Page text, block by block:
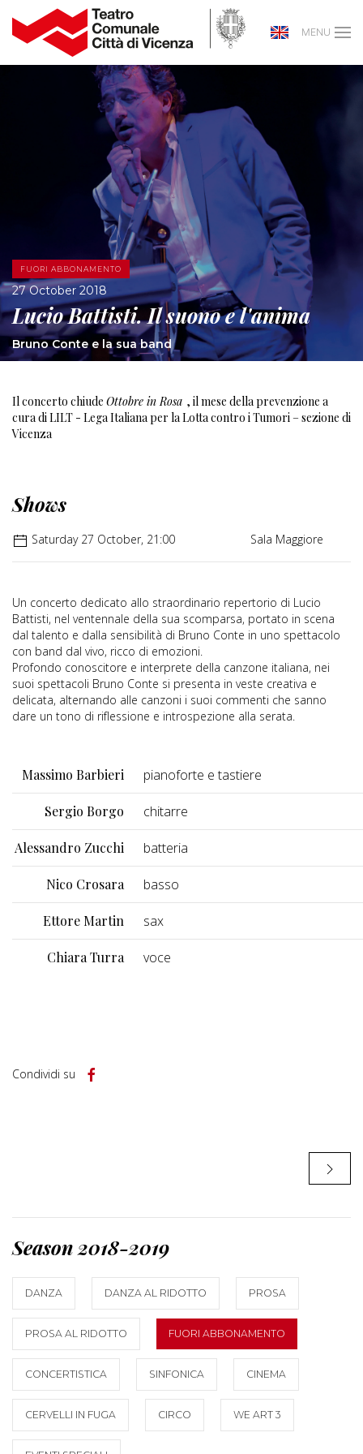
MENU
FUORI ABBONAMENTO
27 October 2018
Lucio Battisti. Il suono e l'anima
Bruno Conte e la sua band
Il concerto chiude Ottobre in Rosa , il mese della prevenzione a
cura di LILT - Lega Italiana per la Lotta contro i Tumori – sezione di
Vicenza
Shows
Saturday 27 October, 21:00 Sala Maggiore
Un concerto dedicato allo straordinario repertorio di Lucio
Battisti, nel ventennale della sua scomparsa, portato in scena
dal talento e dalla sensibilità di Bruno Conte in uno spettacolo
con band dal vivo, ricco di emozioni.
Profondo conoscitore e interprete della canzone italiana, nei
suoi spettacoli Bruno Conte si presenta in veste creativa e
delicata, alternando alle canzoni i suoi commenti che sanno
dare un tono di riflessione e introspezione alla serata.
Massimo Barbieri pianoforte e tastiere
Sergio Borgo chitarre
Alessandro Zucchi batteria
Nico Crosara basso
Ettore Martin sax
Chiara Turra voce
Condividi su
Season 2018-2019
DANZA DANZA AL RIDOTTO PROSA
PROSA AL RIDOTTO FUORI ABBONAMENTO
CONCERTISTICA SINFONICA CINEMA
CERVELLI IN FUGA CIRCO WE ART 3